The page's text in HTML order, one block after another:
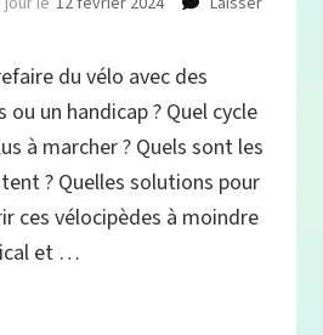
du vélo avec des
un handicap ? Quel cycle
à marcher ? Quels sont les
? Quelles solutions pour
ces vélocipèdes à moindre
et …